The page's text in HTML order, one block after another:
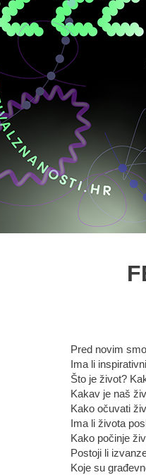
Pred novim
Ima li
Što je život?
Kakav je naš
Kako očuvati
Ima li života
Kako počinje
Postoji li
Koje su